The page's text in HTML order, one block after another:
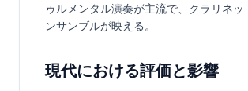
ゥルメンタル演奏が主流で、クラリネッ
ンサンブルが映える。
現代における評価と影響